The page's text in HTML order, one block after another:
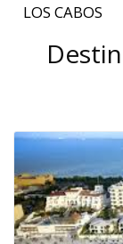
LOS CABOS